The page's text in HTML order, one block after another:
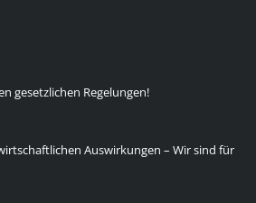
gesetzlichen Regelungen!
Auswirkungen – Wir sind für